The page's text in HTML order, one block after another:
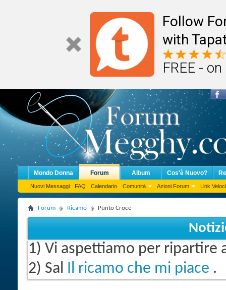
Follow
with
FREE -
Mondo Donna Forum
Nuovi Messaggi FAQ Calendario Comunità Azioni Forum Link Veloci
Album Cos'è Nuovo?
Forum Ricamo Punto Croce
1) Vi aspettiamo per ripartire
2) Sal Il ricamo che mi piace .